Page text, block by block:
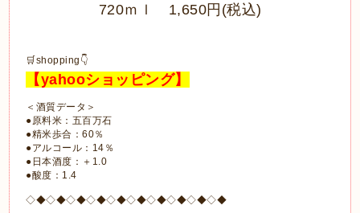
720ｍｌ 1,650円(税込)
🛒shopping👇
【yahooショッピング】
＜酒質データ＞
●原料米：五百万石
●精米歩合：60％
●アルコール：14％
●日本酒度：＋1.0
●酸度：1.4
◇◆◇◆◇◆◇◆◇◆◇◆◇◆◇◆◇◆◇◆